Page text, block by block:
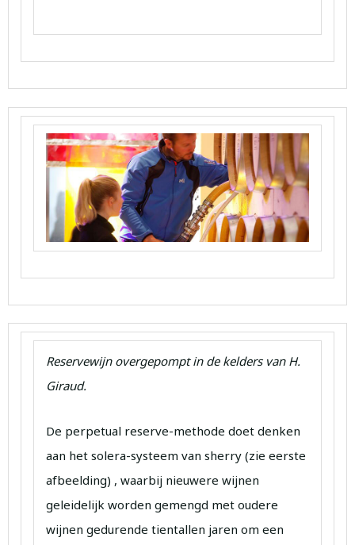
Reservewijn overgepompt in de kelders van H.
Giraud.
De perpetual reserve-methode doet denken
aan het solera-systeem van sherry (zie eerste
afbeelding) , waarbij nieuwere wijnen
geleidelijk worden gemengd met oudere
wijnen gedurende tientallen jaren om een ​​